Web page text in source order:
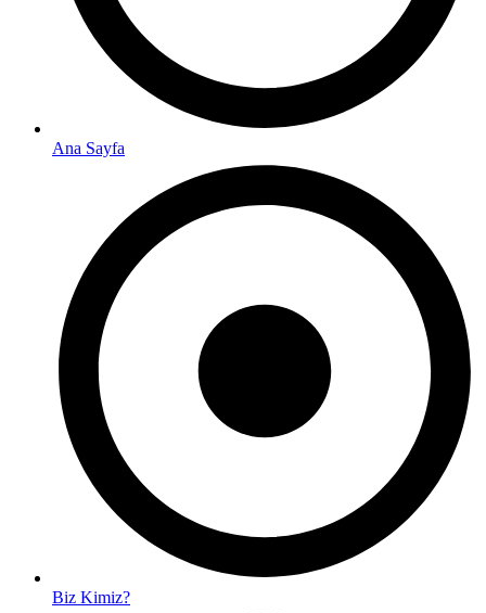
Ana Sayfa
Biz Kimiz?